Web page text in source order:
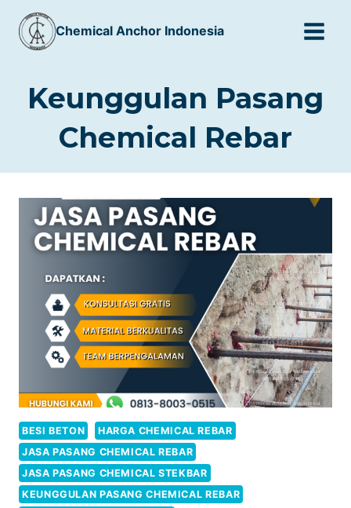
content
Chemical Anchor Indonesia
Keunggulan Pasang
Chemical Rebar
BESI BETON
HARGA CHEMICAL REBAR
JASA PASANG CHEMICAL REBAR
JASA PASANG CHEMICAL STEKBAR
KEUNGGULAN PASANG CHEMICAL REBAR